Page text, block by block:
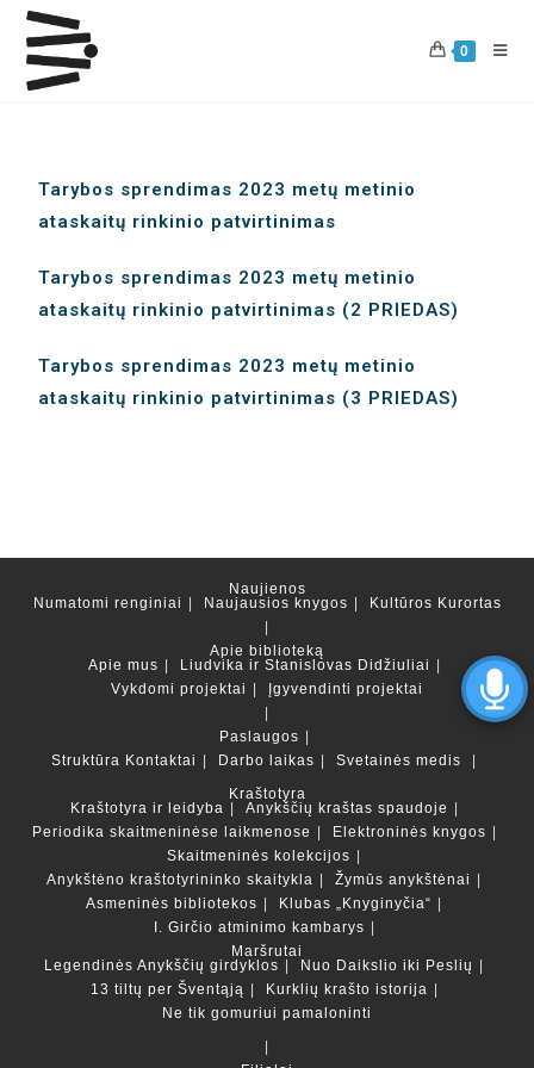
0
Tarybos sprendimas 2023 metų metinio
ataskaitų rinkinio patvirtinimas
Tarybos sprendimas 2023 metų metinio
ataskaitų rinkinio patvirtinimas (2 PRIEDAS)
Tarybos sprendimas 2023 metų metinio
ataskaitų rinkinio patvirtinimas (3 PRIEDAS)
Naujienos
Numatomi renginiai
Naujausios knygos Kultūros Kurortas
Apie biblioteką
Apie mus
Liudvika ir Stanislovas Didžiuliai
Vykdomi projektai
Įgyvendinti projektai
Paslaugos
Struktūra Kontaktai Darbo laikas
Svetainės medis
Kraštotyra
Kraštotyra ir leidyba
Anykščių kraštas spaudoje
Periodika skaitmeninėse laikmenose
Elektroninės knygos
Skaitmeninės kolekcijos
Anykštėno kraštotyrininko skaitykla
Žymūs anykštėnai
Asmeninės bibliotekos
Klubas „Knyginyčia“
I. Girčio atminimo kambarys
Maršrutai
Legendinės Anykščių girdyklos
Nuo Daikslio iki Peslių
13 tiltų per Šventąją
Kurklių krašto istorija
Ne tik gomuriui pamaloninti